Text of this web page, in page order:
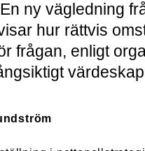
ny vägledning
hur rättvis
frågan, enligt